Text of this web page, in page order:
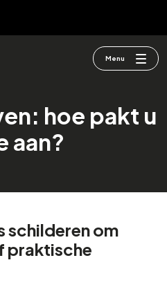
Menu
hoe pakt u
aan?
schilderen om
praktische